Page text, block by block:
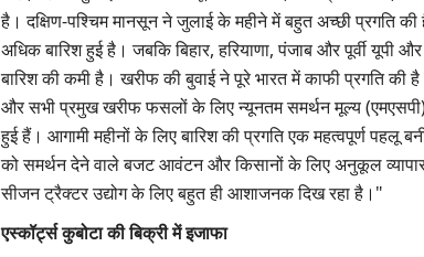
है। दक्षिण-पश्चिम मानसून ने जुलाई के महीने में बहुत अच्छी प्रगति की
अधिक बारिश हुई है। जबकि बिहार, हरियाणा, पंजाब और पूर्वी यूपी
बारिश की कमी है। खरीफ की बुवाई ने पूरे भारत में काफी प्रगति
और सभी प्रमुख खरीफ फसलों के लिए न्यूनतम समर्थन मूल्य (एमएसपी)
हुई हैं। आगामी महीनों के लिए बारिश की प्रगति एक महत्वपूर्ण पहलू
को समर्थन देने वाले बजट आवंटन और किसानों के लिए अनुकूल व्यापार
सीजन ट्रैक्टर उद्योग के लिए बहुत ही आशाजनक दिख रहा है।"
एस्कॉर्ट्स कुबोटा की बिक्री में इजाफा